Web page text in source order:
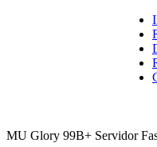
MU Glory 99B+ Servidor